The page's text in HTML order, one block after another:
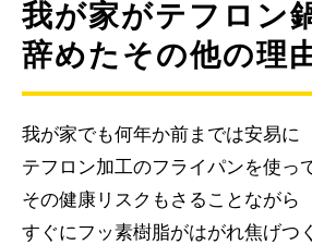
我が家がテフロン
辞めたその他の理
我が家でも何年か前までは安易に
テフロン加工のフライパンを使っ
その健康リスクもさることながら
すぐにフッ素樹脂がはがれ焦げつ